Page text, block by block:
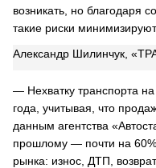
возникать, но благодаря
такие риски
Александр Шилинчук,
— Нехватку транспорта
года, учитывая, что
данным агентства
прошлому — почти на
рынка: износ, ДТП,